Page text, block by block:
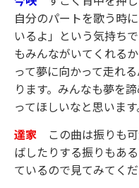
自分のパートを歌う時
いるよ」という気持ち
もみんながいてくれる
って夢に向かって走れ
ります。みんなも夢を
ってほしいなと思います
達家 この曲は振りも
ばしたりする振りもあ
ているので見てみてくだ